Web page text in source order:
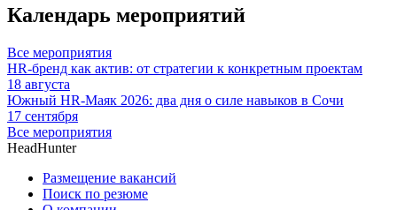
Календарь мероприятий
Все мероприятия
HR-бренд как актив: от стратегии к конкретным проектам
18 августа
Южный HR-Маяк 2026: два дня о силе навыков в Сочи
17 сентября
Все мероприятия
HeadHunter
Размещение вакансий
Поиск по резюме